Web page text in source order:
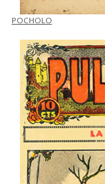
POCHOLO